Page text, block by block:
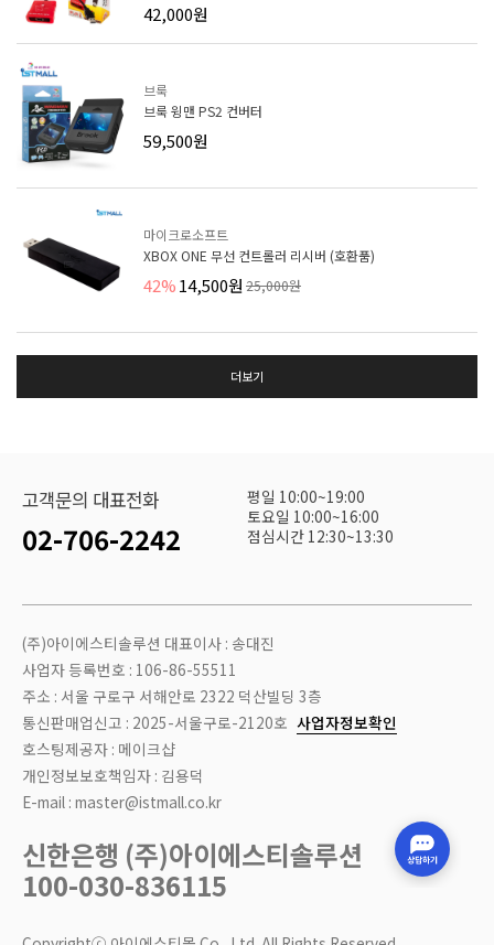
42,000원
브룩
브룩 윙맨 PS2 컨버터
59,500원
마이크로소프트
XBOX ONE 무선 컨트롤러 리시버 (호환품)
42%14,500원 25,000원
더보기
고객문의 대표전화
02-706-2242
평일 10:00~19:00
토요일 10:00~16:00
점심시간 12:30~13:30
(주)아이에스티솔루션 대표이사 : 송대진
사업자 등록번호 : 106-86-55511
주소 : 서울 구로구 서해안로 2322 덕산빌딩 3층
통신판매업신고 : 2025-서울구로-2120호 사업자정보확인
호스팅제공자 : 메이크샵
개인정보보호책임자 : 김용덕
E-mail : master@istmall.co.kr
신한은행 (주)아이에스티솔루션
100-030-836115